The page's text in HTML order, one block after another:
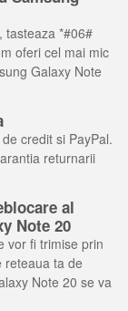
tasteaza *#06#
oferi cel mai mic
Galaxy Note
credit si PayPal.
returnarii
al
Note 20
vor fi trimise prin
reteaua ta de
Note 20 se va